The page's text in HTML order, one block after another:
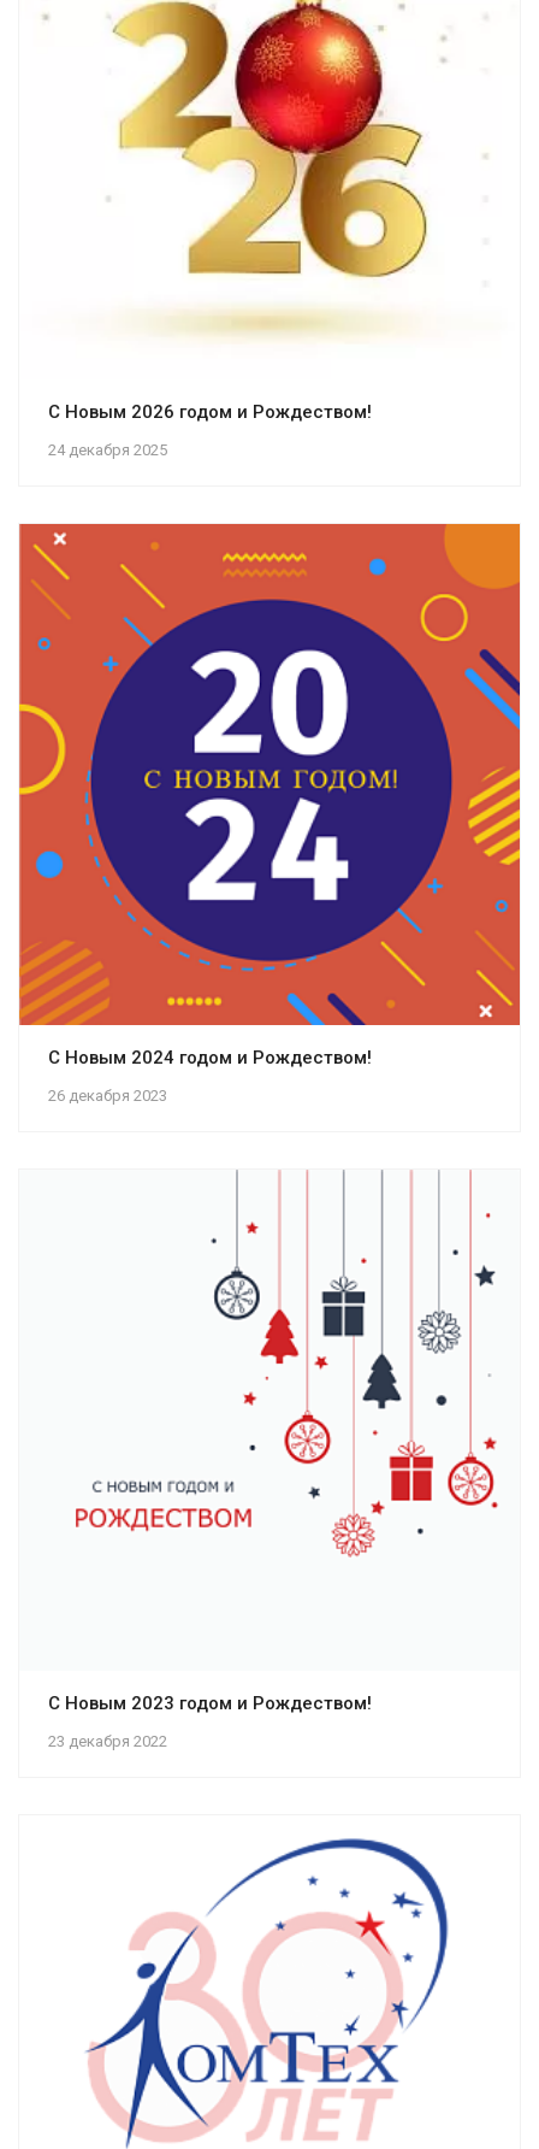
24 декабря 2025
С Новым 2026 годом и Рождеством!
26 декабря 2023
С Новым 2024 годом и Рождеством!
23 декабря 2022
С Новым 2023 годом и Рождеством!